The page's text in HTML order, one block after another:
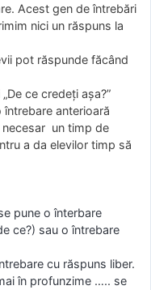
Acest gen de întrebări
nici un răspuns la
pot răspunde făcând
ce credeţi aşa?”
anterioară
necesar un timp de
a da elevilor timp să
pune o înterbare
ce?) sau o întrebare
cu răspuns liber.
în profunzime ….. se